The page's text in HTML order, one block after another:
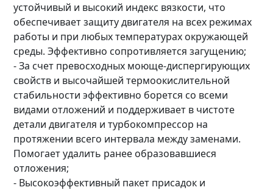
устойчивый и высокий индекс вязкости, что
обеспечивает защиту двигателя на всех режимах
работы и при любых температурах окружающей
среды. Эффективно сопротивляется загущению;
- За счет превосходных моюще-диспергирующих
свойств и высочайшей термоокислительной
стабильности эффективно борется со всеми
видами отложений и поддерживает в чистоте
детали двигателя и турбокомпрессор на
протяжении всего интервала между заменами.
Помогает удалить ранее образовавшиеся
отложения;
- Высокоэффективный пакет присадок и